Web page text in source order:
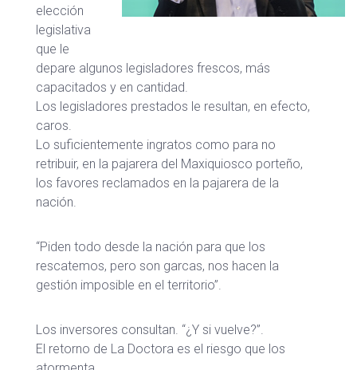
elección
legislativa
que le
depare algunos legisladores frescos, más
capacitados y en cantidad.
Los legisladores prestados le resultan, en efecto,
caros.
Lo suficientemente ingratos como para no
retribuir, en la pajarera del Maxiquiosco porteño,
los favores reclamados en la pajarera de la
nación.
“Piden todo desde la nación para que los
rescatemos, pero son garcas, nos hacen la
gestión imposible en el territorio”.
Los inversores consultan. “¿Y si vuelve?”.
El retorno de La Doctora es el riesgo que los